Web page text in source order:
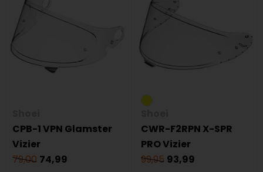
CPB-1 VPN Glamster
Vizier
79,00 74,99
CWR-F2RPN X-SPR
PRO Vizier
99,95 93,99